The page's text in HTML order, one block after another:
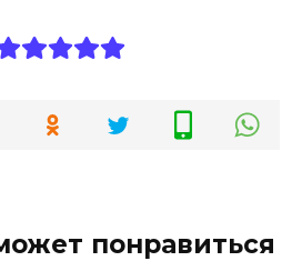
понравиться